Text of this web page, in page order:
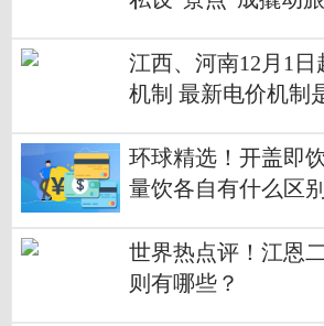
江西、河南12月1
机制 最新电价机制
环球精选！开盖即
量饮各自有什么区
世界热点评！江恩
则有哪些？